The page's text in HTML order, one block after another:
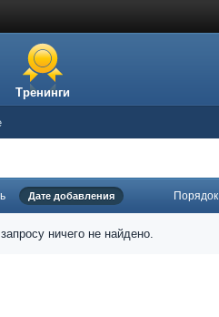
Тренинги
Дате добавления Порядок
ничего не найдено.